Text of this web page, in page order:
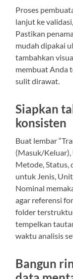
Proses
lanjut ke
Pastikan
mudah dipakai
tambahkan
membuat Anda
sulit dirawat.
Siapkan
konsisten
Buat lembar
(Masuk/
Metode, Status,
untuk Jenis,
Nominal
agar referensi
folder
tempelkan
waktu analisis
Bangun